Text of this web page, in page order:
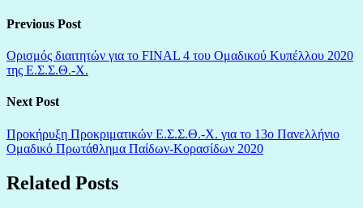
Previous Post
Ορισμός διαιτητών για το FINAL 4 του Ομαδικού Κυπέλλου 2020
της Ε.Σ.Σ.Θ.-Χ.
Next Post
Προκήρυξη Προκριματικών Ε.Σ.Σ.Θ.-Χ. για το 13ο Πανελλήνιο
Ομαδικό Πρωτάθλημα Παίδων-Κορασίδων 2020
Related Posts